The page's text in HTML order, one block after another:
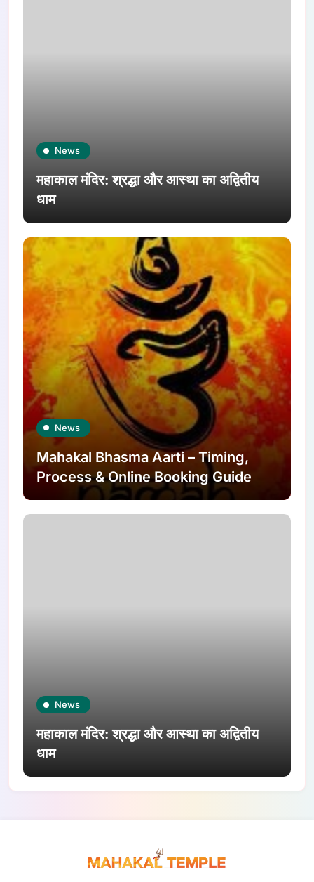
News
महाकाल मंदिर: श्रद्धा और आस्था का अद्वितीय
धाम
News
Mahakal Bhasma Aarti – Timing,
Process & Online Booking Guide
News
महाकाल मंदिर: श्रद्धा और आस्था का अद्वितीय
धाम